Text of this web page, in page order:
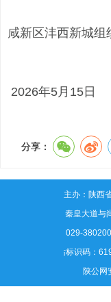
陕
咸新区沣西新城组
2026年5月15日
分享：
主办：陕西
地址：秦皇大道
电话：029-
网站标识码：
陕公网